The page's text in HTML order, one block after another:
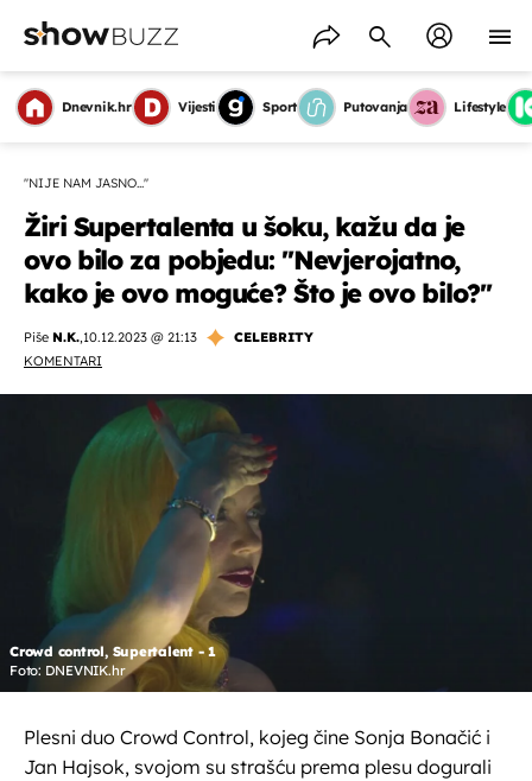
Dnevnik.hr Vijesti Sport Putovanja Lifestyle
''NIJE NAM JASNO...''
Žiri Supertalenta u šoku, kažu da je
ovo bilo za pobjedu: ''Nevjerojatno,
kako je ovo moguće? Što je ovo bilo?''
Piše N.K.,10.12.2023 @ 21:13
CELEBRITY
KOMENTARI
Crowd control, Supertalent - 1
Foto: DNEVNIK.hr
Plesni duo Crowd Control, kojeg čine Sonja Bonačić i
Jan Hajsok, svojom su strašću prema plesu dogurali
OMOGUĆI OBAVIJESTI